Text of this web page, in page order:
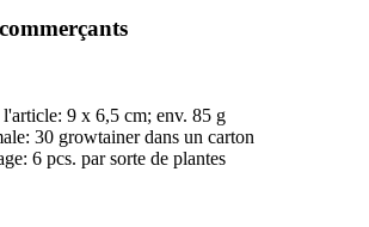
l'article: 9 x 6,5 cm; env. 85 g
30 growtainer dans un carton
6 pcs. par sorte de plantes